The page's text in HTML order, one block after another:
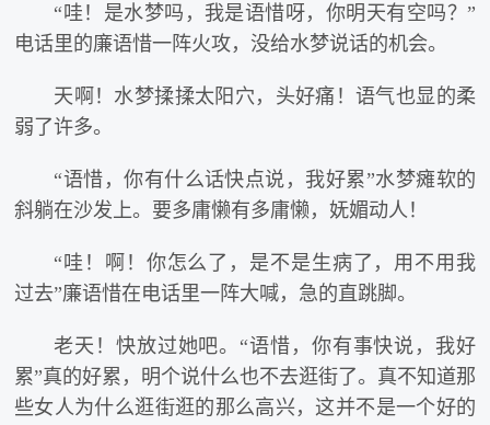
“哇！是水梦吗，我是语惜呀，你明天有空吗？”
电话里的廉语惜一阵火攻，没给水梦说话的机会。
天啊！水梦揉揉太阳穴，头好痛！语气也显的柔
弱了许多。
“语惜，你有什么话快点说，我好累”水梦瘫软的
斜躺在沙发上。要多庸懒有多庸懒，妩媚动人！
“哇！啊！你怎么了，是不是生病了，用不用我
过去”廉语惜在电话里一阵大喊，急的直跳脚。
老天！快放过她吧。“语惜，你有事快说，我好
累”真的好累，明个说什么也不去逛街了。真不知道那
些女人为什么逛街逛的那么高兴，这并不是一个好的